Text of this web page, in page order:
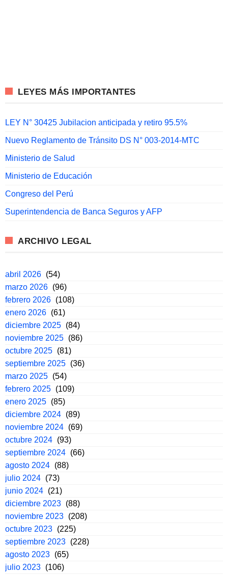
LEYES MÁS IMPORTANTES
LEY N° 30425 Jubilacion anticipada y retiro 95.5%
Nuevo Reglamento de Tránsito DS N° 003-2014-MTC
Ministerio de Salud
Ministerio de Educación
Congreso del Perú
Superintendencia de Banca Seguros y AFP
ARCHIVO LEGAL
abril 2026 (54)
marzo 2026 (96)
febrero 2026 (108)
enero 2026 (61)
diciembre 2025 (84)
noviembre 2025 (86)
octubre 2025 (81)
septiembre 2025 (36)
marzo 2025 (54)
febrero 2025 (109)
enero 2025 (85)
diciembre 2024 (89)
noviembre 2024 (69)
octubre 2024 (93)
septiembre 2024 (66)
agosto 2024 (88)
julio 2024 (73)
junio 2024 (21)
diciembre 2023 (88)
noviembre 2023 (208)
octubre 2023 (225)
septiembre 2023 (228)
agosto 2023 (65)
julio 2023 (106)